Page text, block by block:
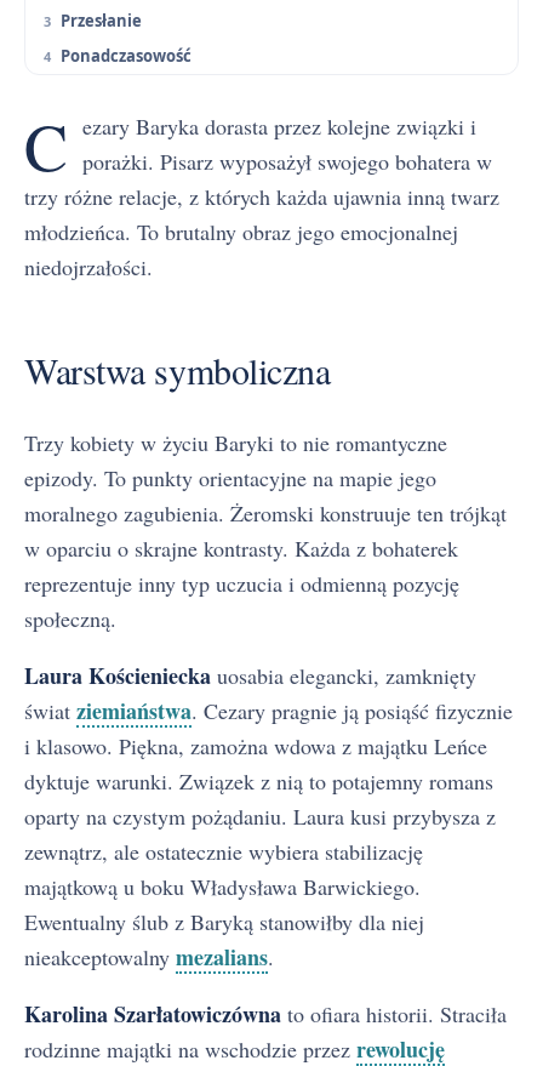
Przesłanie
Ponadczasowość
C ezary Baryka dorasta przez kolejne związki i
porażki. Pisarz wyposażył swojego bohatera w
trzy różne relacje, z których każda ujawnia inną twarz
młodzieńca. To brutalny obraz jego emocjonalnej
niedojrzałości.
Warstwa symboliczna
Trzy kobiety w życiu Baryki to nie romantyczne
epizody. To punkty orientacyjne na mapie jego
moralnego zagubienia. Żeromski konstruuje ten trójkąt
w oparciu o skrajne kontrasty. Każda z bohaterek
reprezentuje inny typ uczucia i odmienną pozycję
społeczną.
Laura Kościeniecka uosabia elegancki, zamknięty
świat ziemiaństwa. Cezary pragnie ją posiąść fizycznie
i klasowo. Piękna, zamożna wdowa z majątku Leńce
dyktuje warunki. Związek z nią to potajemny romans
oparty na czystym pożądaniu. Laura kusi przybysza z
zewnątrz, ale ostatecznie wybiera stabilizację
majątkową u boku Władysława Barwickiego.
Ewentualny ślub z Baryką stanowiłby dla niej
nieakceptowalny mezalians.
Karolina Szarłatowiczówna to ofiara historii. Straciła
rodzinne majątki na wschodzie przez rewolucję